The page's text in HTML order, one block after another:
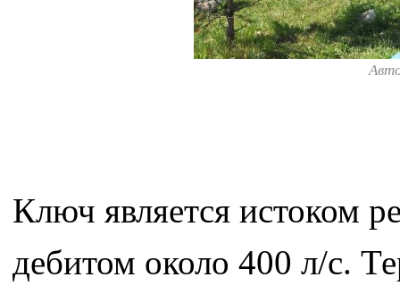
Ключ является истоком
дебитом около 400 л/с.